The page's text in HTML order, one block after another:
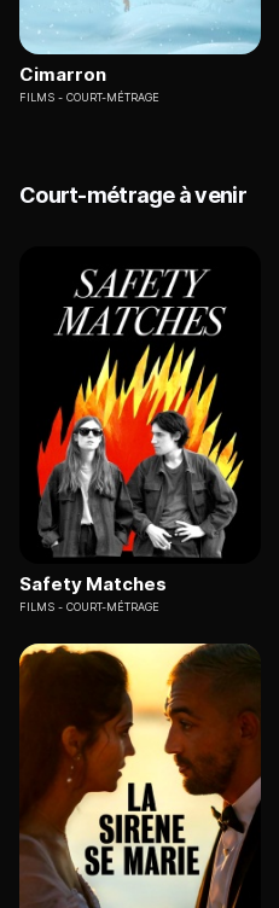
Cimarron
FILMS COURT-MÉTRAGE
Court-métrage à venir
Safety Matches
FILMS COURT-MÉTRAGE